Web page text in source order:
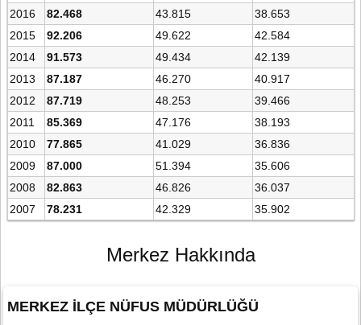
2016
82.468 43.815
38.653
2015
92.206 49.622
42.584
2014
91.573 49.434
42.139
2013
87.187 46.270
40.917
2012
87.719 48.253
39.466
2011
85.369 47.176
38.193
2010
77.865 41.029
36.836
2009
87.000 51.394
35.606
2008
82.863 46.826
36.037
2007
78.231 42.329 35.902
Merkez Hakkında
MERKEZ İLÇE NÜFUS MÜDÜRLÜĞÜ